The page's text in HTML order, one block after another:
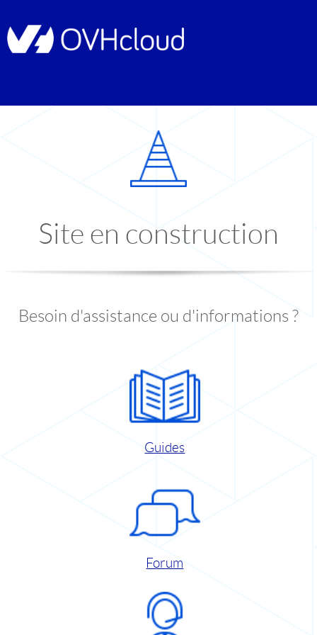
Site en construction
Besoin d'assistance ou d'informations ?
Guides
Forum